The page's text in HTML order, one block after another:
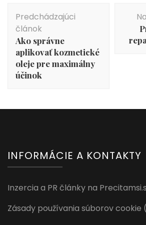
Navigácia
článku
Predchádzajúci
článok
Ako správne
aplikovať kozmetické
oleje pre maximálny
účinok
INFORMÁCIE A KONTAKTY
Inzercia a PR články na
Zásady používania súborov cookie